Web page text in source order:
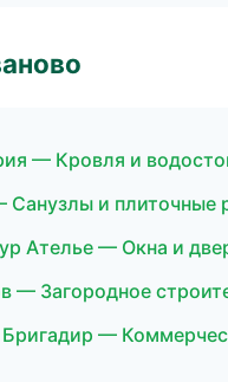
— Кровля и
и плиточные
Ателье — Окна и
— Загородное
—